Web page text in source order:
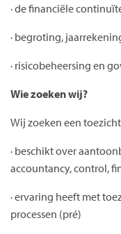
· de financiële
· begroting,
· risicobeheersing en
Wie zoeken wij?
Wij zoeken een
· beschikt over
accountancy, control,
· ervaring heeft met
processen (pré)